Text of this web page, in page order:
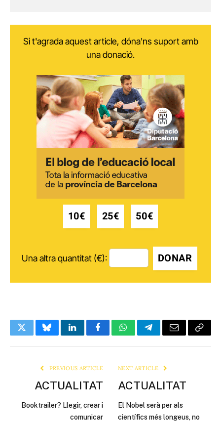
Si t'agrada aquest article, dóna'ns suport amb
una donació.
10€ 25€ 50€
Una altra quantitat (€): DONAR
TwitterBlueskyLinkedInFacebookWhatsAppTelegramEmail Copy
PREVIOUS ARTICLE
ACTUALITAT
Booktrailer? Llegir, crear i
comunicar
NEXT ARTICLE
ACTUALITAT
El Nobel serà per als
científics més longeus, no